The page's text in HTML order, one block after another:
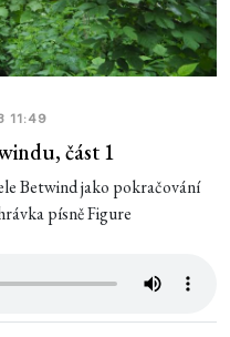
11:49
část 1
Betwind jako pokračování
písně Figure